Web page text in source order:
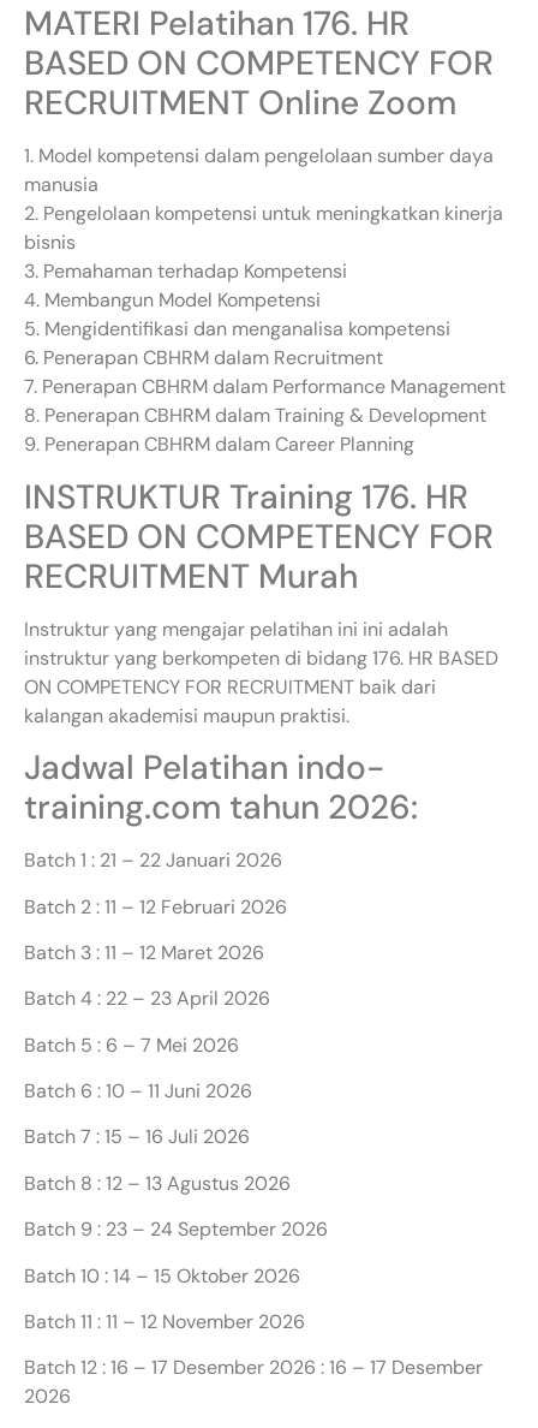
MATERI Pelatihan 176. HR
BASED ON COMPETENCY FOR
RECRUITMENT Online Zoom
1. Model kompetensi dalam pengelolaan sumber daya
manusia
2. Pengelolaan kompetensi untuk meningkatkan kinerja
bisnis
3. Pemahaman terhadap Kompetensi
4. Membangun Model Kompetensi
5. Mengidentifikasi dan menganalisa kompetensi
6. Penerapan CBHRM dalam Recruitment
7. Penerapan CBHRM dalam Performance Management
8. Penerapan CBHRM dalam Training & Development
9. Penerapan CBHRM dalam Career Planning
INSTRUKTUR Training 176. HR
BASED ON COMPETENCY FOR
RECRUITMENT Murah
Instruktur yang mengajar pelatihan ini ini adalah
instruktur yang berkompeten di bidang 176. HR BASED
ON COMPETENCY FOR RECRUITMENT baik dari
kalangan akademisi maupun praktisi.
Jadwal Pelatihan indo-
training.com tahun 2026:
Batch 1 : 21 – 22 Januari 2026
Batch 2 : 11 – 12 Februari 2026
Batch 3 : 11 – 12 Maret 2026
Batch 4 : 22 – 23 April 2026
Batch 5 : 6 – 7 Mei 2026
Batch 6 : 10 – 11 Juni 2026
Batch 7 : 15 – 16 Juli 2026
Batch 8 : 12 – 13 Agustus 2026
Batch 9 : 23 – 24 September 2026
Batch 10 : 14 – 15 Oktober 2026
Batch 11 : 11 – 12 November 2026
Batch 12 : 16 – 17 Desember 2026 : 16 – 17 Desember
2026